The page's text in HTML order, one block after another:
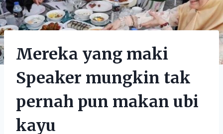
Mereka yang maki
Speaker mungkin tak
pernah pun makan ubi
kayu